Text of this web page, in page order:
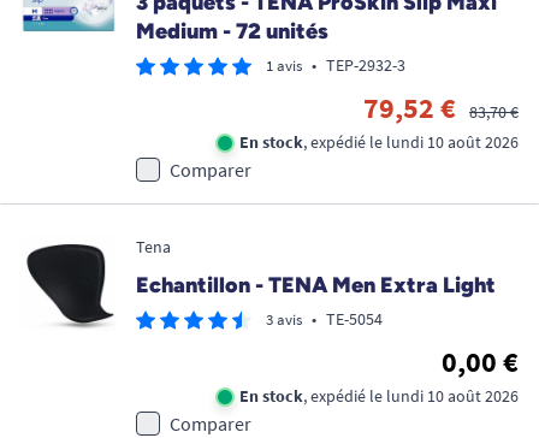
Medium - 72 unités
1 avis • TEP-2932-3
79,52 €
83,70 €
En stock, expédié le lundi 10 août 2026
Comparer
Tena
Echantillon - TENA Men Extra Light
3 avis • TE-5054
0,00 €
En stock, expédié le lundi 10 août 2026
Comparer